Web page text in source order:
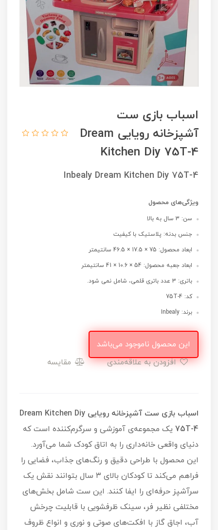
اسباب بازی ست
آشپزخانه رویایی Dream
Kitchen Diy 75T-4
Inbealy Dream Kitchen Diy 75T-4
ویژگی‌های محصول
سن: 3 سال به بالا
جنس بدنه: پلاستیک با کیفیت
ابعاد محصول: 75 × 17.5 × 46.5 سانتیمتر
ابعاد جعبه محصول: 54 × 10.6 × 41 سانتیمتر
باتری: 3 عدد باتری قلمی، شامل نمی شود.
کد: 75T-4
برند: Inbealy
این محصول ناموجود می‌باشد
افزودن به علاقه‌مندی
مقایسه
اسباب بازی ست آشپزخانه رویایی Dream Kitchen Diy
75T-4 یک مجموعه‌ی آموزشی و سرگرم‌کننده است که
دنیای واقعی خانه‌داری را به اتاق کودک شما می‌آورد.
این محصول با طراحی دقیق و رنگ‌های جذاب، فضایی را
فراهم می‌کند تا کودکان بالای ۳ سال بتوانند نقش یک
سرآشپز حرفه‌ای را ایفا کنند. این ست شامل بخش‌های
مختلفی نظیر فر، سینک ظرفشویی با قابلیت چرخش
آب، اجاق گاز با افکت‌های صوتی و نوری و انواع ظروف